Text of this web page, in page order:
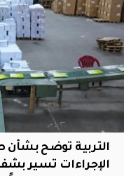
التربية توضح بشأن
الإجراءات تسير